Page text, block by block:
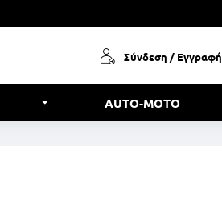
Σύνδεση / Εγγραφή
AUTO-MOTO